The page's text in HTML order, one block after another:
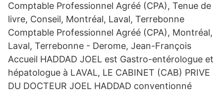
Comptable Professionnel Agréé (CPA), Tenue de
livre, Conseil, Montréal, Laval, Terrebonne
Comptable Professionnel Agréé (CPA), Montréal,
Laval, Terrebonne - Derome, Jean-François
Accueil HADDAD JOEL est Gastro-entérologue et
hépatologue à LAVAL, LE CABINET (CAB) PRIVE
DU DOCTEUR JOEL HADDAD conventionné